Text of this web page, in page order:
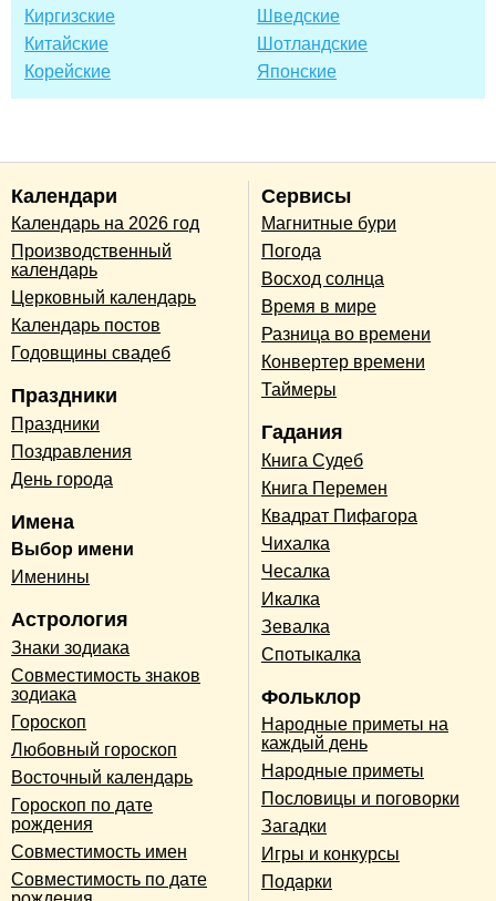
Киргизские
Китайские
Корейские
Шведские
Шотландские
Японские
Календари
Календарь на 2026 год
Производственный
календарь
Церковный календарь
Календарь постов
Годовщины свадеб
Праздники
Праздники
Поздравления
День города
Имена
Выбор имени
Именины
Астрология
Знаки зодиака
Совместимость знаков
зодиака
Гороскоп
Любовный гороскоп
Восточный календарь
Гороскоп по дате
рождения
Совместимость имен
Совместимость по дате
Сервисы
Магнитные бури
Погода
Восход солнца
Время в мире
Разница во времени
Конвертер времени
Таймеры
Гадания
Книга Судеб
Книга Перемен
Квадрат Пифагора
Чихалка
Чесалка
Икалка
Зевалка
Спотыкалка
Фольклор
Народные приметы на
каждый день
Народные приметы
Пословицы и поговорки
Загадки
Игры и конкурсы
Подарки